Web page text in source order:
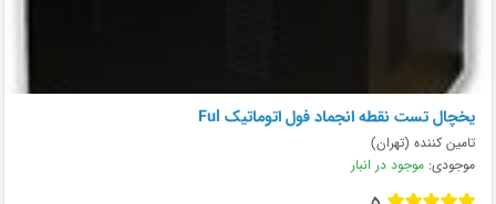
يخچال تست نقطه انجماد فول اتوماتيک Ful
تامین کننده (تهران)
موجودی: موجود در انبار